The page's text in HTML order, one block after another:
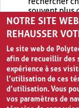
souvent plus
Envisagez
retournera
NOTRE SITE
REHAUSSER
Le site web de
afin de recueillir des
expérience à ses
l’utilisation de ces
d’utilisation. Vous
vos paramètres de